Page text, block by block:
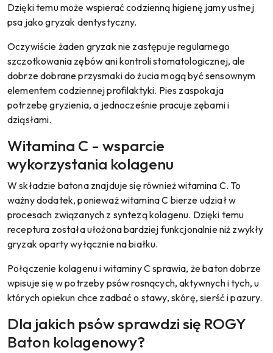
Dzięki temu może wspierać codzienną higienę jamy ustnej
psa jako gryzak dentystyczny.
Oczywiście żaden gryzak nie zastępuje regularnego
szczotkowania zębów ani kontroli stomatologicznej, ale
dobrze dobrane przysmaki do żucia mogą być sensownym
elementem codziennej profilaktyki. Pies zaspokaja
potrzebę gryzienia, a jednocześnie pracuje zębami i
dziąsłami.
Witamina C - wsparcie
wykorzystania kolagenu
W składzie batona znajduje się również witamina C. To
ważny dodatek, ponieważ witamina C bierze udział w
procesach związanych z syntezą kolagenu. Dzięki temu
receptura została ułożona bardziej funkcjonalnie niż zwykły
gryzak oparty wyłącznie na białku.
Połączenie kolagenu i witaminy C sprawia, że baton dobrze
wpisuje się w potrzeby psów rosnących, aktywnych i tych, u
których opiekun chce zadbać o stawy, skórę, sierść i pazury.
Dla jakich psów sprawdzi się ROGY
Baton kolagenowy?